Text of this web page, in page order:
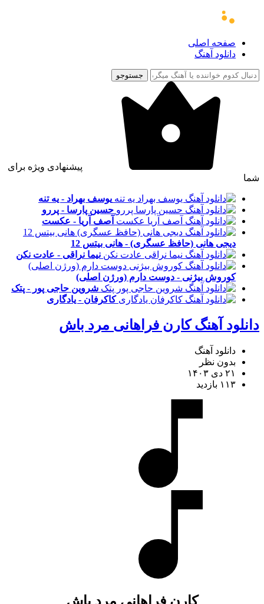
صفحه اصلی
دانلود آهنگ
جستوجو
پیشنهادی ویژه برای
شما
یوسف بهراد - یه تنه
حسین پارسا - پررو
آصف آریا - عکست
دیجی هانی (حافظ عسگری) - هانی بیتس 12
نیما نراقی - عادت نکن
کوروش بیژنی - دوست دارم (ورژن اصلی)
شروین حاجی پور - پتک
کاکرفان - یادگاری
دانلود آهنگ کارن فراهانی مرد باش
دانلود آهنگ
بدون نظر
۲۱ دی ۱۴۰۳
۱۱۳ بازدید
کارن فراهانی مرد باش